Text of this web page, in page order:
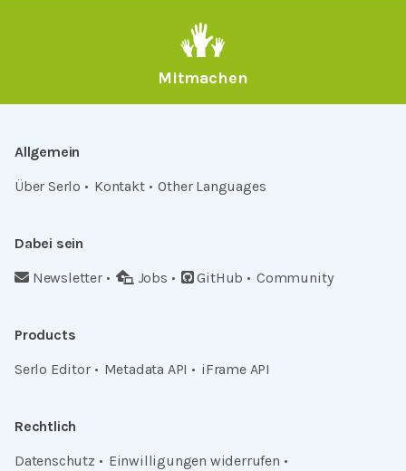
Mitmachen
Allgemein
Über Serlo
Kontakt Other Languages
Dabei sein
Newsletter
Jobs GitHub Community
Products
Serlo Editor
Metadata API iFrame API
Rechtlich
Datenschutz
Einwilligungen widerrufen